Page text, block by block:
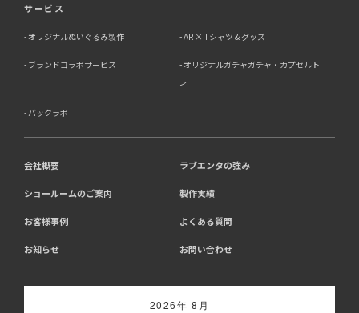
サービス
オリジナルぬいぐるみ製作 AR × Tシャツ & グッズ
ブランドコラボサービス
オリジナルガチャガチャ・カプセルト
イ
バックラボ
会社概要 ラブエンタの強み
ショールームのご案内 製作実績
お客様事例 よくある質問
お知らせ お問い合わせ
2026年 8月